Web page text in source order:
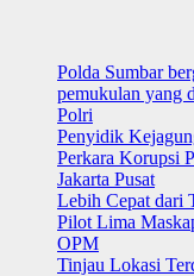
Polda Sumbar
pemukulan yang
Polri
Penyidik
Perkara Korupsi
Jakarta Pusat
Lebih Cepat dari
Pilot Lima
OPM
Tinjau Lokasi